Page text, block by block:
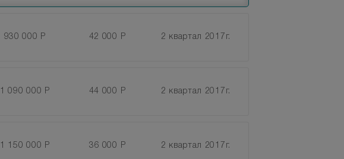
930 000 Р 42 000 Р 2 квартал 2017г.
1 090 000 Р 44 000 Р 2 квартал 2017г.
1 150 000 Р 36 000 Р 2 квартал 2017г.